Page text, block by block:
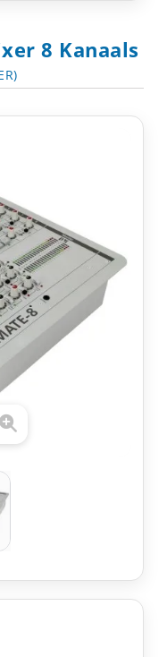
8 Kanaals